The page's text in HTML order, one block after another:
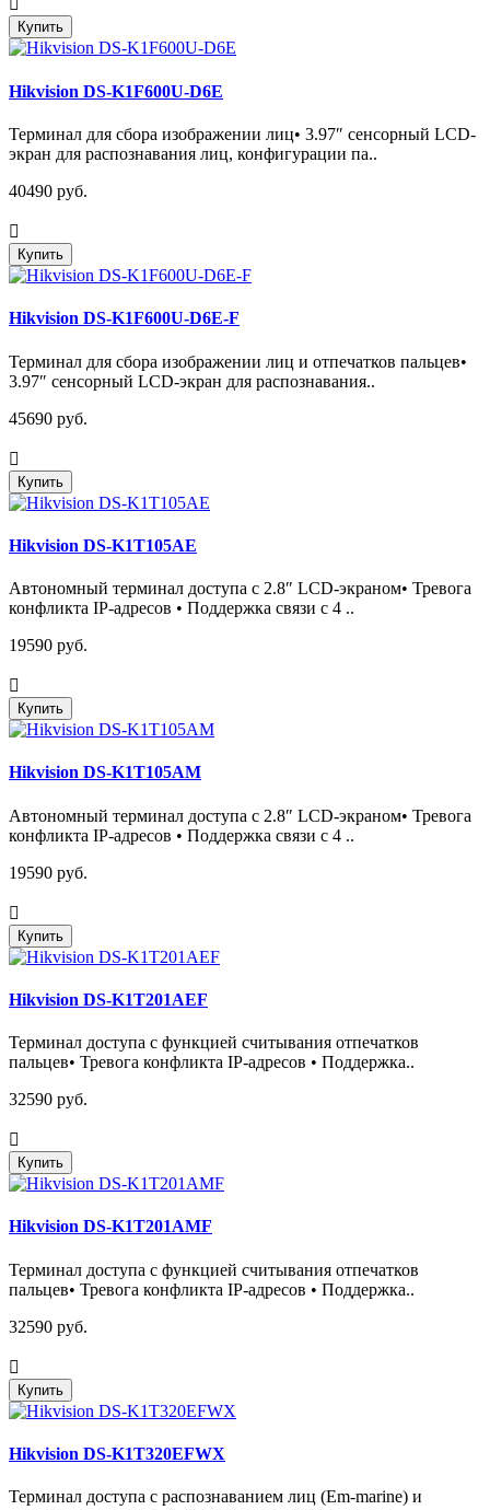
Купить
Hikvision DS-K1F600U-D6E
Терминал для сбора изображении лиц• 3.97″ сенсорный LCD-
экран для распознавания лиц, конфигурации па..
40490 руб.
Купить
Hikvision DS-K1F600U-D6E-F
Терминал для сбора изображении лиц и отпечатков пальцев•
3.97″ сенсорный LCD-экран для распознавания..
45690 руб.
Купить
Hikvision DS-K1T105AE
Автономный терминал доступа с 2.8″ LCD-экраном• Тревога
конфликта IP-адресов • Поддержка связи с 4 ..
19590 руб.
Купить
Hikvision DS-K1T105AM
Автономный терминал доступа с 2.8″ LCD-экраном• Тревога
конфликта IP-адресов • Поддержка связи с 4 ..
19590 руб.
Купить
Hikvision DS-K1T201AEF
Терминал доступа с функцией считывания отпечатков
пальцев• Тревога конфликта IP-адресов • Поддержка..
32590 руб.
Купить
Hikvision DS-K1T201AMF
Терминал доступа с функцией считывания отпечатков
пальцев• Тревога конфликта IP-адресов • Поддержка..
32590 руб.
Купить
Hikvision DS-K1T320EFWX
Терминал доступа с распознаванием лиц (Em-marine) и